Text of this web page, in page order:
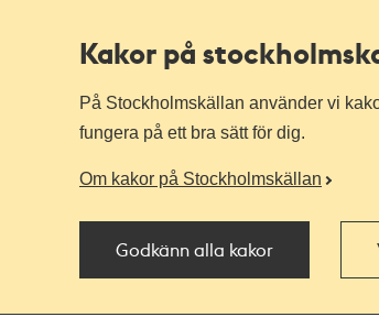
Kakor på
På Stockholmskällan använder vi
fungera på ett bra sätt för dig.
Om kakor på Stockholmskällan
Godkänn alla kakor